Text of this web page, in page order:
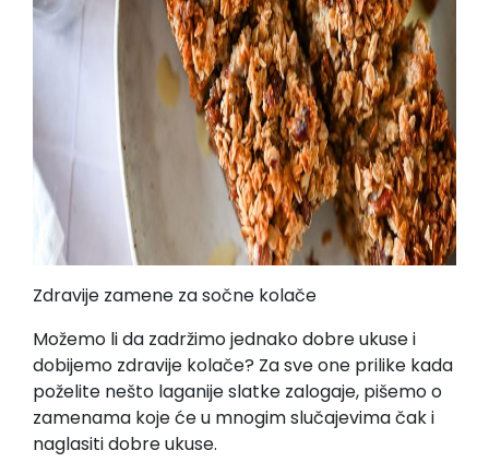
Zdravije zamene za sočne kolače
Možemo li da zadržimo jednako dobre ukuse i
dobijemo zdravije kolače? Za sve one prilike kada
poželite nešto laganije slatke zalogaje, pišemo o
zamenama koje će u mnogim slučajevima čak i
naglasiti dobre ukuse.